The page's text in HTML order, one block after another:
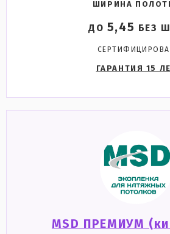
ШИРИНА
ДО 5,45 БЕЗ
ГАРАНТИЯ 15
MSD ПРЕМИУМ